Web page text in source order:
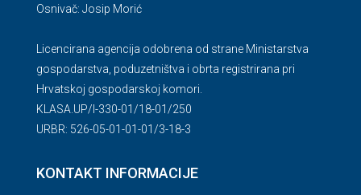
Osnivač: Josip Morić
Licencirana agencija odobrena od strane Ministarstva
gospodarstva, poduzetništva i obrta registrirana pri
Hrvatskoj gospodarskoj komori.
KLASA.UP/l-330-01/18-01/250
URBR: 526-05-01-01-01/3-18-3
KONTAKT INFORMACIJE